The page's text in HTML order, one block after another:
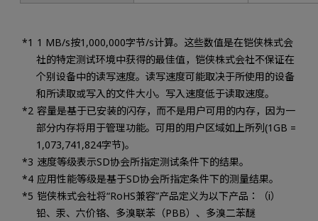
1 MB/s按1,000,000字节/s计算。这些数值是在铠侠株式会
社的特定测试环境中获得的最佳值，铠侠株式会社不保证在
个别设备中的读写速度。读写速度可能取决于所使用的设备
和所读取或写入的文件大小。写入速度低于读取速度。
容量是基于已安装的闪存，而不是用户可用的内存，因为一
部分内存将用于管理功能。可用的用户区域如上所列(1GB =
1,073,741,824字节)。
速度等级表示SD协会所指定测试条件下的结果。
应用性能等级是基于SD协会所指定条件下的测量结果。
铠侠株式会社将“RoHS兼容”产品定义为以下产品：（i）
铅、汞、六价铬、多溴联苯（PBB）、多溴二苯醚